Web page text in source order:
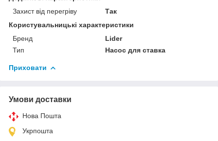
Захист від перегріву
Так
Користувальницькі характеристики
Бренд
Lider
Тип
Насос для ставка
Приховати
Умови доставки
Нова Пошта
Укрпошта